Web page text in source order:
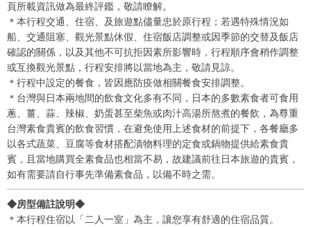
頁所載資訊做為最終評鑑，敬請瞭解。
＊本行程交通、住宿、及旅遊點儘量忠於原行程；若遇特殊情況如
船、交通阻塞、觀光景點休假、住宿飯店調整或因季節的交替及飯店
確認的關係，以及其他不可抗拒因素所影響時，行程順序會稍作調整
或互換觀光景點，行程安排將以當地為主，敬請見諒。
＊行程中設定的餐食，皆因應防疫做相關餐食安排調整。
＊台灣與日本兩地間的飲食文化多有不同，日本的多數素食者可食用
蔥、薑、蒜、辣椒、奶蛋甚至柴魚或肉汁高湯所熬煮的餐飲，為尊重
台灣素食貴賓的飲食習慣，在避免使用上述食材的前提下，各餐廳多
以各式蔬菜、豆腐等食材搭配漬物料理的定食或鍋物提供給素食貴
賓，且當地購買全素食品也相當不易，故建議前往日本旅遊的貴賓，
如有需要請自行事先準備素食品，以備不時之需。
◆房型備註說明◆
＊本行程住宿以「二人一室」為主，讓您享有舒適的住宿品質。